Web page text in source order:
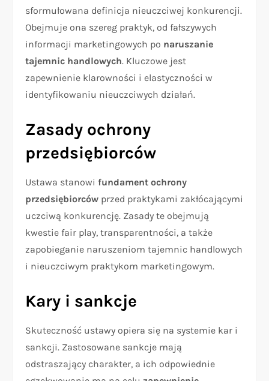
sformułowana definicja nieuczciwej konkurencji.
Obejmuje ona szereg praktyk, od fałszywych
informacji marketingowych po naruszanie
tajemnic handlowych. Kluczowe jest
zapewnienie klarowności i elastyczności w
identyfikowaniu nieuczciwych działań.
Zasady ochrony
przedsiębiorców
Ustawa stanowifundament ochrony
przedsiębiorców przed praktykami zakłócającymi
uczciwą konkurencję. Zasady te obejmują
kwestie fair play, transparentności, a także
zapobieganie naruszeniom tajemnic handlowych
i nieuczciwym praktykom marketingowym.
Kary i sankcje
Skuteczność ustawy opiera się na systemie kar i
sankcji. Zastosowane sankcje mają
odstraszający charakter, a ich odpowiednie